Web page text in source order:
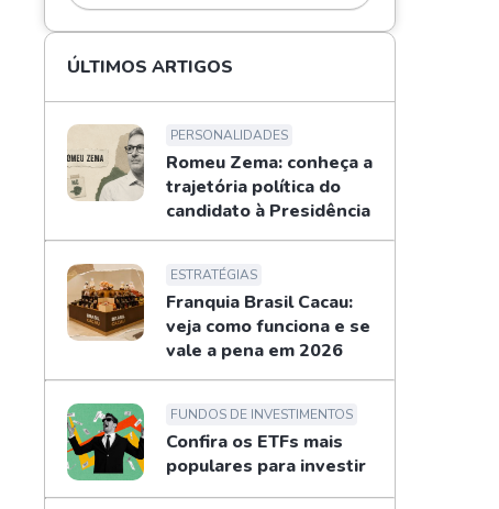
ÚLTIMOS ARTIGOS
PERSONALIDADES
Romeu Zema: conheça a
trajetória política do
candidato à Presidência
ESTRATÉGIAS
Franquia Brasil Cacau:
veja como funciona e se
vale a pena em 2026
FUNDOS DE INVESTIMENTOS
Confira os ETFs mais
populares para investir